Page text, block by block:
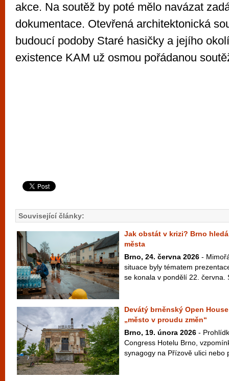
akce. Na soutěž by poté mělo navázat
dokumentace. Otevřená architektonická
budoucí podoby Staré hasičky a jejího
existence KAM už osmou pořádanou
Související články:
Jak obstát v krizi? Brno
města
Brno, 24. června 2026 -
situace byly tématem
se konala v pondělí 22. června.
Devátý brněnský Open
„město v proudu změn“
Brno, 19. února 2026 -
Congress Hotelu Brno,
synagogy na Přízově ulici nebo